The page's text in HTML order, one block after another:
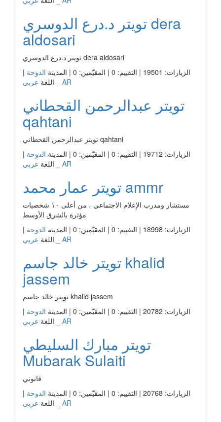
تويتر د.درع الدوسري dera
aldosari
تويتر د.درع الدوسري dera aldosari
الزيارات: 19501 | التقييم: 0 | المقيّمين: 0 | المدينة
الدوحة |
اللغة عربي _ AR
تويتر عبدالرحمن القحطاني
qahtani
تويتر عبدالرحمن القحطاني qahtani
الزيارات: 19712 | التقييم: 0 | المقيّمين: 0 | المدينة
الدوحة |
اللغة عربي _ AR
تويتر عمار محمد ammr
مستشار ومدرب الإعلام الاجتماعي ، من أعلى ١٠ شخصيات
مؤثرة بالشرق الأوسط
الزيارات: 18998 | التقييم: 0 | المقيّمين: 0 | المدينة
الدوحة |
اللغة عربي _ AR
تويتر خالد جاسم khalid
jassem
تويتر خالد جاسم khalid jassem
الزيارات: 20782 | التقييم: 0 | المقيّمين: 0 | المدينة
الدوحة |
اللغة عربي _ AR
تويتر مبارك السليطي
Mubarak Sulaiti
قانوني
الزيارات: 20768 | التقييم: 0 | المقيّمين: 0 | المدينة
الدوحة |
اللغة عربي _ AR